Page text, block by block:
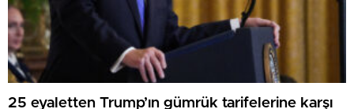
25 eyaletten Trump’ın gümrük tarifelerine karşı